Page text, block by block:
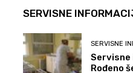
SERVISNE
SERVISNE
Rođeno